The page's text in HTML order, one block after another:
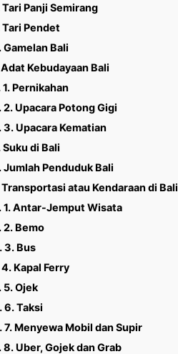
Tari Panji Semirang
Tari Pendet
Gamelan Bali
Adat Kebudayaan Bali
1. Pernikahan
2. Upacara Potong Gigi
3. Upacara Kematian
Suku di Bali
Jumlah Penduduk Bali
Transportasi atau Kendaraan di Bali
1. Antar-Jemput Wisata
2. Bemo
3. Bus
4. Kapal Ferry
5. Ojek
6. Taksi
7. Menyewa Mobil dan Supir
8. Uber, Gojek dan Grab